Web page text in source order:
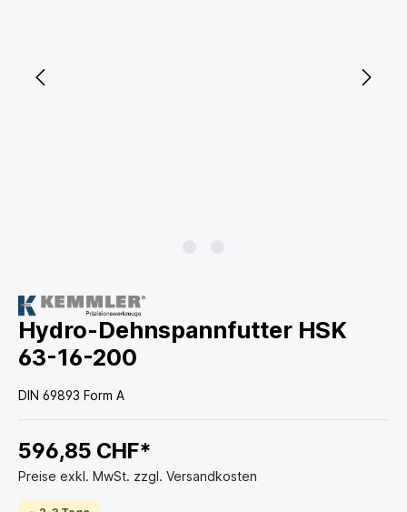
Hydro-Dehnspannfutter HSK
63-16-200
DIN 69893 Form A
596,85 CHF*
Preise exkl. MwSt. zzgl. Versandkosten